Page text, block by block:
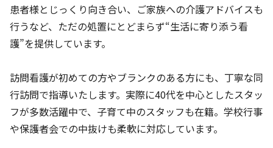
患者様とじっくり向き合い、ご家族への介護アドバイスも
行うなど、ただの処置にとどまらず“生活に寄り添う看
護”を提供しています。
訪問看護が初めての方やブランクのある方にも、丁寧な同
行訪問で指導いたします。実際に40代を中心としたスタッ
フが多数活躍中で、子育て中のスタッフも在籍。学校行事
や保護者会での中抜けも柔軟に対応しています。